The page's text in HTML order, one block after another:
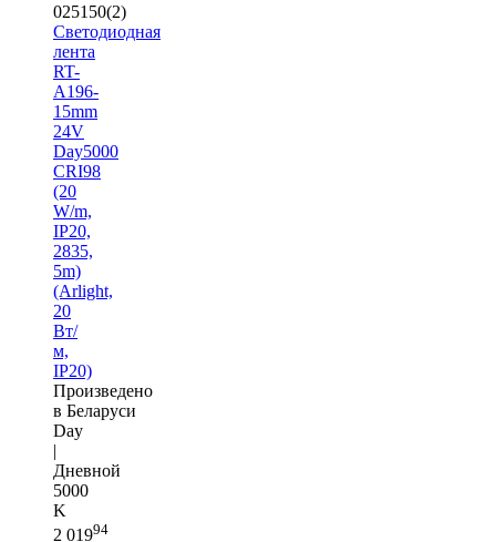
025150(2)
Светодиодная
лента
RT-
A196-
15mm
24V
Day5000
CRI98
(20
W/m,
IP20,
2835,
5m)
(Arlight,
20
Вт/
м,
IP20)
Произведено
в Беларуси
Day
|
Дневной
5000
K
2 01994